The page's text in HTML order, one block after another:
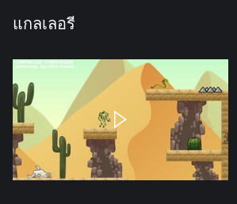
แกลเลอรี